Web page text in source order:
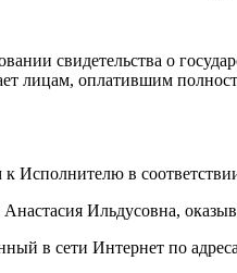
свидетельства о
лицам, оплатившим
Исполнителю в
Ильдусовна,
в сети Интернет по